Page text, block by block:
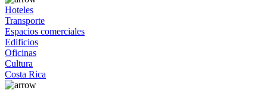
Hoteles
Transporte
Espacios comerciales
Edificios
Oficinas
Cultura
Costa Rica